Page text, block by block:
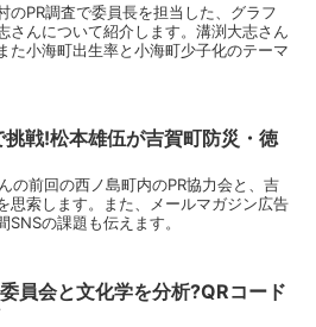
のPR調査で委員長を担当した、グラフ
さんについて紹介します。溝渕大志さん
た小海町出生率と小海町少子化のテーマ
戦!松本雄伍が吉賀町防災・徳
の前回の西ノ島町内のPR協力会と、吉
思索します。また、メールマガジン広告
の課題も伝えます。
員会と文化学を分析?QRコード